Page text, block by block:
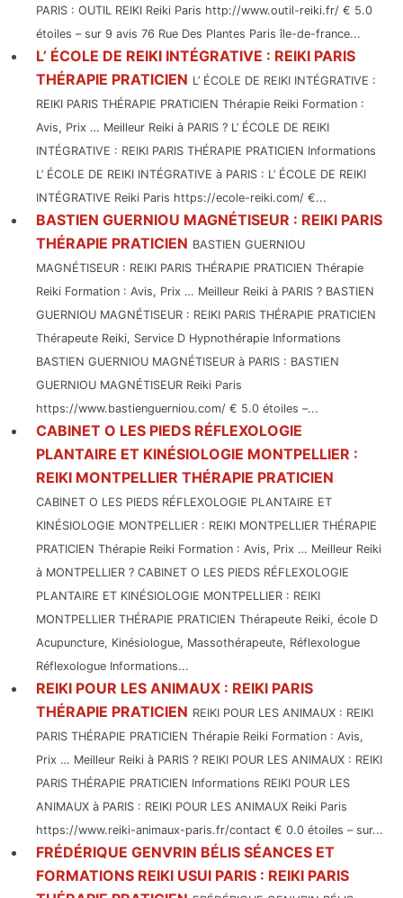
PARIS : OUTIL REIKI Reiki Paris http://www.outil-reiki.fr/ € 5.0
étoiles – sur 9 avis 76 Rue Des Plantes Paris île-de-france...
L’ ÉCOLE DE REIKI INTÉGRATIVE : REIKI PARIS
THÉRAPIE PRATICIEN L’ ÉCOLE DE REIKI INTÉGRATIVE :
REIKI PARIS THÉRAPIE PRATICIEN Thérapie Reiki Formation :
Avis, Prix … Meilleur Reiki à PARIS ? L’ ÉCOLE DE REIKI
INTÉGRATIVE : REIKI PARIS THÉRAPIE PRATICIEN Informations
L’ ÉCOLE DE REIKI INTÉGRATIVE à PARIS : L’ ÉCOLE DE REIKI
INTÉGRATIVE Reiki Paris https://ecole-reiki.com/ €...
BASTIEN GUERNIOU MAGNÉTISEUR : REIKI PARIS
THÉRAPIE PRATICIEN BASTIEN GUERNIOU
MAGNÉTISEUR : REIKI PARIS THÉRAPIE PRATICIEN Thérapie
Reiki Formation : Avis, Prix … Meilleur Reiki à PARIS ? BASTIEN
GUERNIOU MAGNÉTISEUR : REIKI PARIS THÉRAPIE PRATICIEN
Thérapeute Reiki, Service D Hypnothérapie Informations
BASTIEN GUERNIOU MAGNÉTISEUR à PARIS : BASTIEN
GUERNIOU MAGNÉTISEUR Reiki Paris
https://www.bastienguerniou.com/ € 5.0 étoiles –...
CABINET O LES PIEDS RÉFLEXOLOGIE
PLANTAIRE ET KINÉSIOLOGIE MONTPELLIER :
REIKI MONTPELLIER THÉRAPIE PRATICIEN
CABINET O LES PIEDS RÉFLEXOLOGIE PLANTAIRE ET
KINÉSIOLOGIE MONTPELLIER : REIKI MONTPELLIER THÉRAPIE
PRATICIEN Thérapie Reiki Formation : Avis, Prix … Meilleur Reiki
à MONTPELLIER ? CABINET O LES PIEDS RÉFLEXOLOGIE
PLANTAIRE ET KINÉSIOLOGIE MONTPELLIER : REIKI
MONTPELLIER THÉRAPIE PRATICIEN Thérapeute Reiki, école D
Acupuncture, Kinésiologue, Massothérapeute, Réflexologue
Réflexologue Informations...
REIKI POUR LES ANIMAUX : REIKI PARIS
THÉRAPIE PRATICIEN REIKI POUR LES ANIMAUX : REIKI
PARIS THÉRAPIE PRATICIEN Thérapie Reiki Formation : Avis,
Prix … Meilleur Reiki à PARIS ? REIKI POUR LES ANIMAUX : REIKI
PARIS THÉRAPIE PRATICIEN Informations REIKI POUR LES
ANIMAUX à PARIS : REIKI POUR LES ANIMAUX Reiki Paris
https://www.reiki-animaux-paris.fr/contact € 0.0 étoiles – sur...
FRÉDÉRIQUE GENVRIN BÉLIS SÉANCES ET
FORMATIONS REIKI USUI PARIS : REIKI PARIS